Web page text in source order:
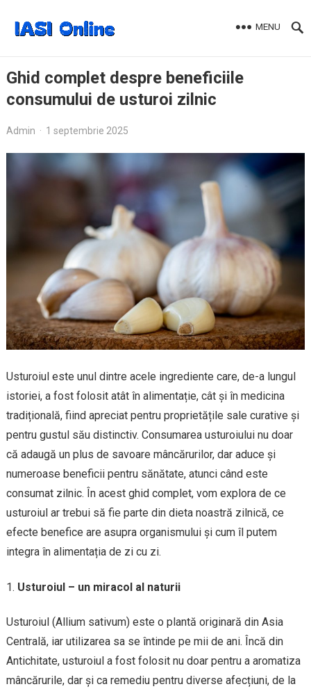
MENU
Ghid complet despre beneficiile
consumului de usturoi zilnic
Admin · 1 septembrie 2025
Usturoiul este unul dintre acele ingrediente care, de-a lungul
istoriei, a fost folosit atât în alimentație, cât și în medicina
tradițională, fiind apreciat pentru proprietățile sale curative și
pentru gustul său distinctiv. Consumarea usturoiului nu doar
că adaugă un plus de savoare mâncărurilor, dar aduce și
numeroase beneficii pentru sănătate, atunci când este
consumat zilnic. În acest ghid complet, vom explora de ce
usturoiul ar trebui să fie parte din dieta noastră zilnică, ce
efecte benefice are asupra organismului și cum îl putem
integra în alimentația de zi cu zi.
Usturoiul – un miracol al naturii
Usturoiul (Allium sativum) este o plantă originară din Asia
Centrală, iar utilizarea sa se întinde pe mii de ani. Încă din
Antichitate, usturoiul a fost folosit nu doar pentru a aromatiza
mâncărurile, dar și ca remediu pentru diverse afecțiuni, de la